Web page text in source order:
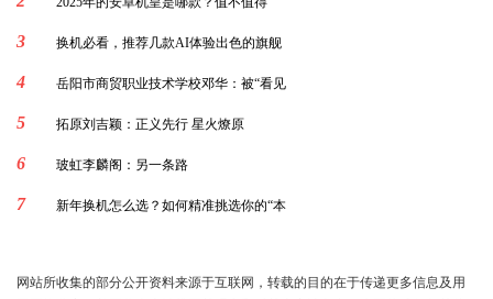
3 换机必看，推荐几款AI体验出色的旗舰
4 岳阳市商贸职业技术学校邓华：被“看见
5 拓原刘吉颖：正义先行 星火燎原
6 玻虹李麟阁：另一条路
7 新年换机怎么选？如何精准挑选你的“本
网站所收集的部分公开资料来源于互联网，转载的目的在于传递更多信息及用